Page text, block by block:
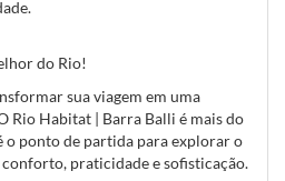
do Rio!
sua viagem em uma
Rio Habitat | Barra Balli é mais do
o ponto de partida para explorar o
praticidade e sofisticação.